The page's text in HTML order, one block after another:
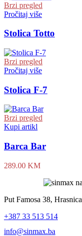
Brzi pregled
Pročitaj više
Stolica Totto
Brzi pregled
Pročitaj više
Stolica F-7
Brzi pregled
Kupi artikl
Barca Bar
289.00 KM
Put Famosa 38, Hrasnica
+387 33 513 514
info@sinmax.ba